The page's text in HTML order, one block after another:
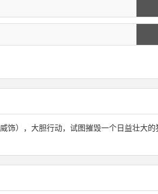
威饰），大胆行动，试图摧毁一个日益壮大